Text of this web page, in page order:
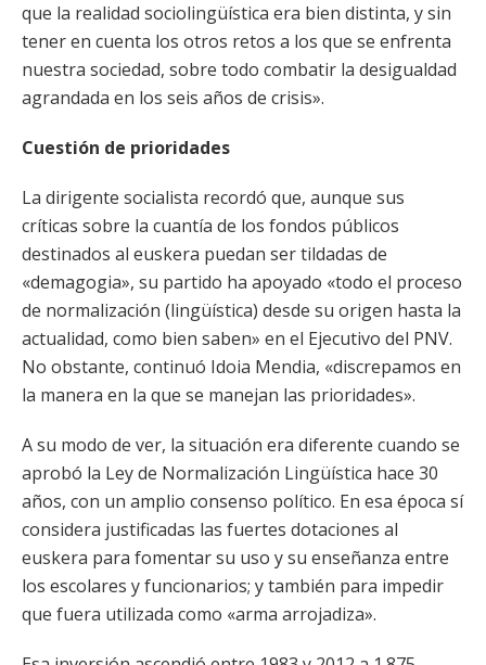
que la realidad sociolingüística era bien distinta, y sin
tener en cuenta los otros retos a los que se enfrenta
nuestra sociedad, sobre todo combatir la desigualdad
agrandada en los seis años de crisis».
Cuestión de prioridades
La dirigente socialista recordó que, aunque sus
críticas sobre la cuantía de los fondos públicos
destinados al euskera puedan ser tildadas de
«demagogia», su partido ha apoyado «todo el proceso
de normalización (lingüística) desde su origen hasta la
actualidad, como bien saben» en el Ejecutivo del PNV.
No obstante, continuó Idoia Mendia, «discrepamos en
la manera en la que se manejan las prioridades».
A su modo de ver, la situación era diferente cuando se
aprobó la Ley de Normalización Lingüística hace 30
años, con un amplio consenso político. En esa época sí
considera justificadas las fuertes dotaciones al
euskera para fomentar su uso y su enseñanza entre
los escolares y funcionarios; y también para impedir
que fuera utilizada como «arma arrojadiza».